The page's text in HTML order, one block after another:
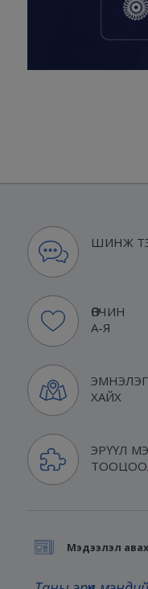
ШИНЖ
ӨВЧИН
А-Я
ЭМНЭЛЭГ
ХАЙХ
ЭРҮҮЛ
Мэдээлэл авах